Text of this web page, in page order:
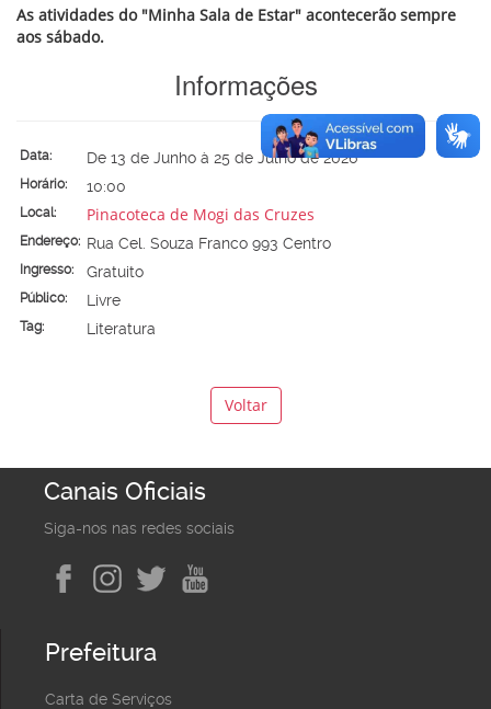
As atividades do "Minha Sala de Estar" acontecerão sempre
aos sábado.
Informações
Data: De 13 de Junho à 25 de Julho de 2026
Horário: 10:00
Local: Pinacoteca de Mogi das Cruzes
Endereço: Rua Cel. Souza Franco 993 Centro
Ingresso: Gratuito
Público: Livre
Tag: Literatura
Voltar
Canais Oficiais
Siga-nos nas redes sociais
Prefeitura
Carta de Serviços